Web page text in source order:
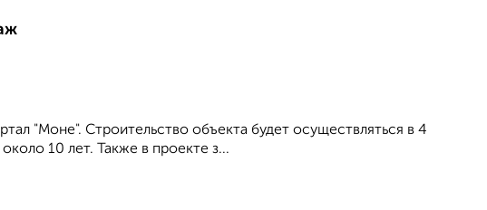
"Моне". Строительство объекта будет осуществляться в 4
10 лет. Также в проекте з...